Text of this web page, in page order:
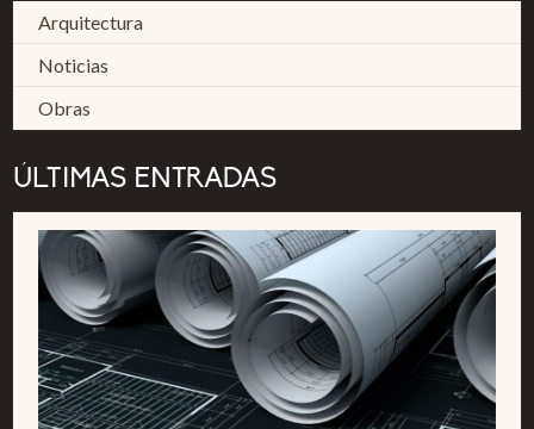
Arquitectura
Noticias
Obras
ÚLTIMAS ENTRADAS